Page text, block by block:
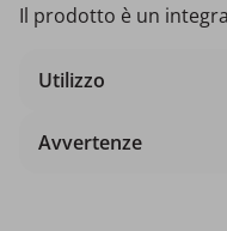
Il prodotto è un
Utilizzo
Avvertenze